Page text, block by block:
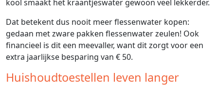
kool smaakt het kraantjeswater gewoon veel lekkerder.
Dat betekent dus nooit meer flessenwater kopen:
gedaan met zware pakken flessenwater zeulen! Ook
financieel is dit een meevaller, want dit zorgt voor een
extra jaarlijkse besparing van € 50.
Huishoudtoestellen leven langer